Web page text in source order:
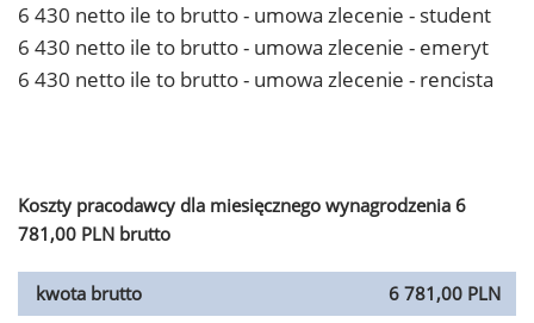
6 430 netto ile to brutto - umowa zlecenie - student
6 430 netto ile to brutto - umowa zlecenie - emeryt
6 430 netto ile to brutto - umowa zlecenie - rencista
Koszty pracodawcy dla miesięcznego wynagrodzenia 6
781,00 PLN brutto
kwota brutto
6 781,00 PLN